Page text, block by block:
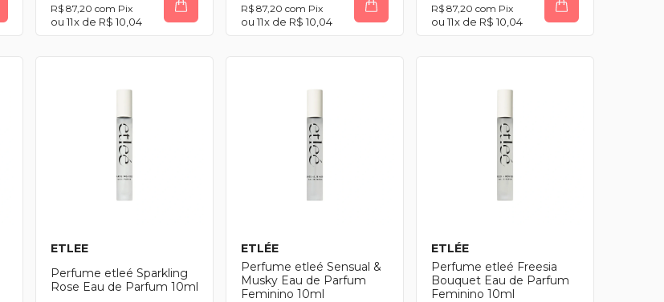
R$ 87,20 com Pix
11x de R$ 10,04
R$ 87,20 com Pix
11x de R$ 10,04
R$ 87,20 com Pix
11x de R$ 10,04
ETLEE
Perfume etleé Sparkling
Rose Eau de Parfum 10ml
ETLÉE
Perfume etleé Sensual &
Musky Eau de Parfum
Feminino 10ml
ETLÉE
Perfume etleé Freesia
Bouquet Eau de Parfum
Feminino 10ml